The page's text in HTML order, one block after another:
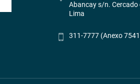
Abancay s/n. Cercado
Lima
311-7777 (Anexo